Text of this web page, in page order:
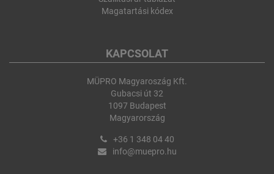
Magatartási kódex
KAPCSOLAT
MÜPRO Magyaroszág Kft.
Gubacsi út 32
1097 Budapest
Magyarország
+36 1 348 04 40
info@muepro.hu